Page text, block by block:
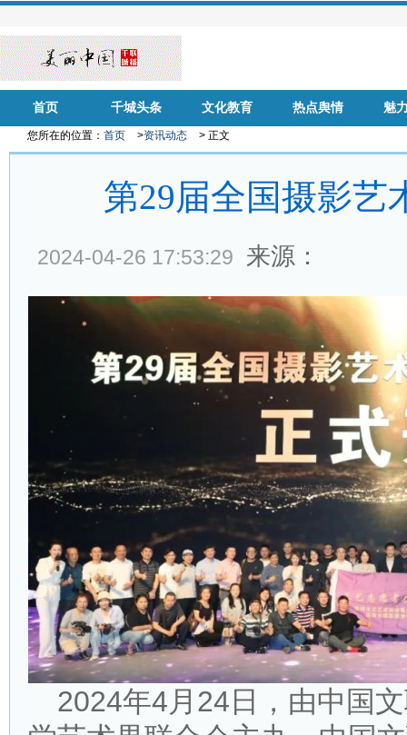
首页 千城头条 文化教育 热点舆情 魅
您所在的位置： 首页 >资讯动态 > 正文
第29届全国摄影艺
2024-04-26 17:53:29 来源：
2024年4月24日，由中国